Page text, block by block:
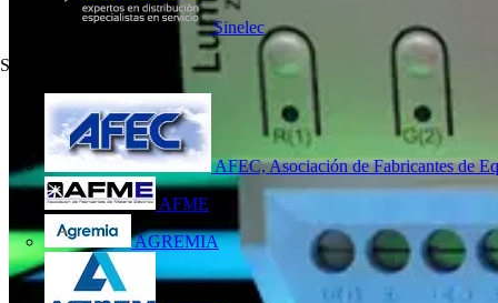
Sinelec
Socio industrial
AFEC, Asociación de Fabricantes de
AFME
AGREMIA